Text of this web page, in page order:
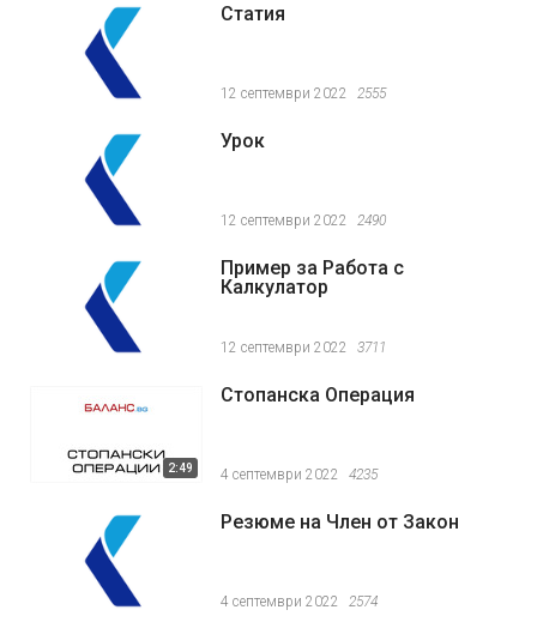
Статия
12 септември 2022 2555
Урок
12 септември 2022 2490
Пример за Работа с
Калкулатор
12 септември 2022 3711
2:49
Стопанска Операция
4 септември 2022 4235
Резюме на Член от Закон
4 септември 2022 2574